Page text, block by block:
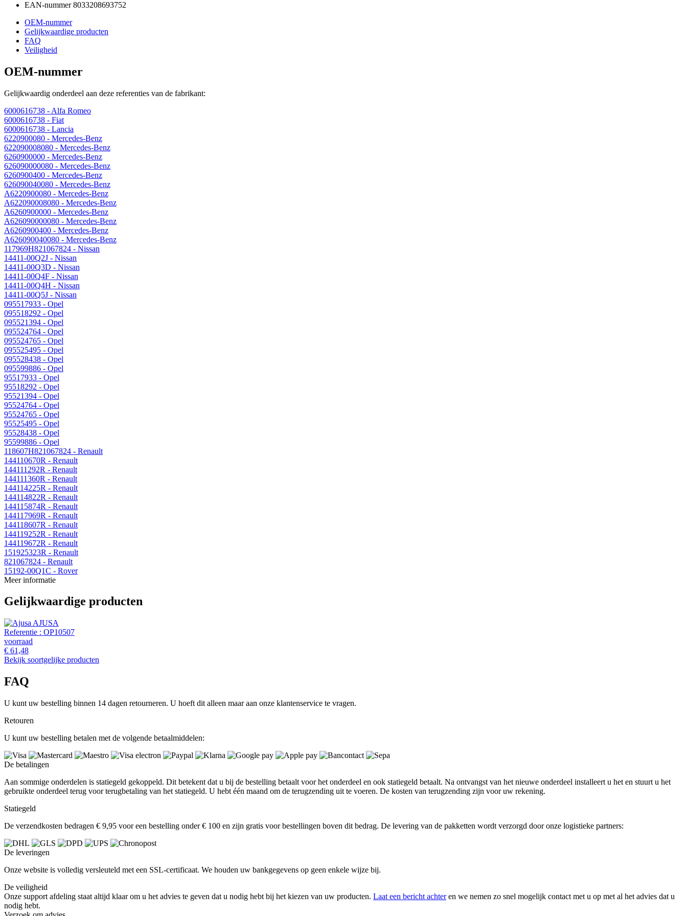
EAN-nummer 8033208693752
OEM-nummer
Gelijkwaardige producten
FAQ
Veiligheid
OEM-nummer
Gelijkwaardig onderdeel aan deze referenties van de fabrikant:
6000616738 - Alfa Romeo
6000616738 - Fiat
6000616738 - Lancia
6220900080 - Mercedes-Benz
622090008080 - Mercedes-Benz
6260900000 - Mercedes-Benz
626090000080 - Mercedes-Benz
6260900400 - Mercedes-Benz
626090040080 - Mercedes-Benz
A6220900080 - Mercedes-Benz
A622090008080 - Mercedes-Benz
A6260900000 - Mercedes-Benz
A626090000080 - Mercedes-Benz
A6260900400 - Mercedes-Benz
A626090040080 - Mercedes-Benz
117969H821067824 - Nissan
14411-00Q2J - Nissan
14411-00Q3D - Nissan
14411-00Q4F - Nissan
14411-00Q4H - Nissan
14411-00Q5J - Nissan
095517933 - Opel
095518292 - Opel
095521394 - Opel
095524764 - Opel
095524765 - Opel
095525495 - Opel
095528438 - Opel
095599886 - Opel
95517933 - Opel
95518292 - Opel
95521394 - Opel
95524764 - Opel
95524765 - Opel
95525495 - Opel
95528438 - Opel
95599886 - Opel
118607H821067824 - Renault
144110670R - Renault
144111292R - Renault
144111360R - Renault
144114225R - Renault
144114822R - Renault
144115874R - Renault
144117969R - Renault
144118607R - Renault
144119252R - Renault
144119672R - Renault
151925323R - Renault
821067824 - Renault
15192-00Q1C - Rover
Meer informatie
Gelijkwaardige producten
AJUSA
Referentie : OP10507
voorraad
€ 61,48
Bekijk soortgelijke producten
FAQ
U kunt uw bestelling binnen 14 dagen retourneren. U hoeft dit alleen maar aan onze klantenservice te vragen.
Retouren
U kunt uw bestelling betalen met de volgende betaalmiddelen:
De betalingen
Aan sommige onderdelen is statiegeld gekoppeld. Dit betekent dat u bij de bestelling betaalt voor het onderdeel en ook statiegeld betaalt. Na ontvangst van het nieuwe onderdeel installeert u het en stuurt u het
gebruikte onderdeel terug voor terugbetaling van het statiegeld. U hebt één maand om de terugzending uit te voeren. De kosten van terugzending zijn voor uw rekening.
Statiegeld
De verzendkosten bedragen € 9,95 voor een bestelling onder € 100 en zijn gratis voor bestellingen boven dit bedrag. De levering van de pakketten wordt verzorgd door onze logistieke partners:
De leveringen
Onze website is volledig versleuteld met een SSL-certificaat. We houden uw bankgegevens op geen enkele wijze bij.
De veiligheid
Onze support afdeling staat altijd klaar om u het advies te geven dat u nodig hebt bij het kiezen van uw producten. Laat een bericht achteren we nemen zo snel mogelijk contact met u op met al het advies dat u
nodig hebt.